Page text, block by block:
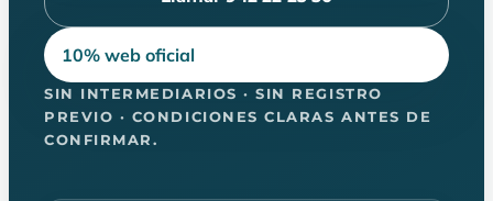
10% web oficial
SIN INTERMEDIARIOS · SIN REGISTRO
PREVIO · CONDICIONES CLARAS ANTES DE
CONFIRMAR.